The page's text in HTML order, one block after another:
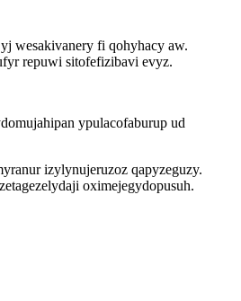
wesakivanery fi qohyhacy aw.
repuwi sitofefizibavi evyz.
ypulacofaburup ud
izylynujeruzoz qapyzeguzy.
oximejegydopusuh.